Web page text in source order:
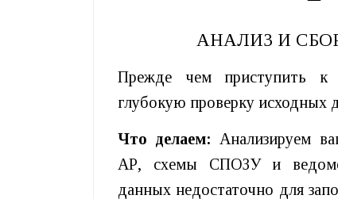
АНАЛИЗ И
Прежде чем приступить
глубокую проверку исходных
Что делаем: Анализируем
АР, схемы СПОЗУ и
данных недостаточно для